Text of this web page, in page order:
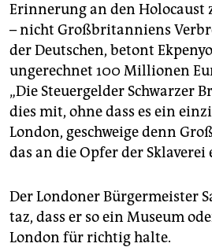
Erinnerung an den Holocaust
– nicht Großbritanniens
der Deutschen, betont
ungerechnet 100 Millionen
„Die Steuergelder Schwarzer
dies mit, ohne dass es ein
London, geschweige denn
das an die Opfer der Sklaverei
Der Londoner Bürgermeister
taz, dass er so ein Museum
London für richtig halte.